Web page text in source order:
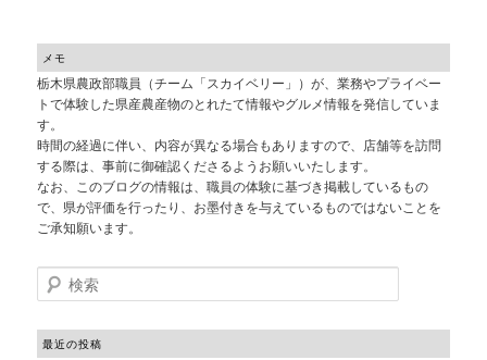
メモ
栃木県農政部職員（チーム「スカイベリー」）が、業務やプライベー
トで体験した県産農産物のとれたて情報やグルメ情報を発信していま
す。
時間の経過に伴い、内容が異なる場合もありますので、店舗等を訪問
する際は、事前に御確認くださるようお願いいたします。
なお、このブログの情報は、職員の体験に基づき掲載しているもの
で、県が評価を行ったり、お墨付きを与えているものではないことを
ご承知願います。
検索
最近の投稿